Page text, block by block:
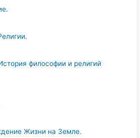
философии и религий
Жизни на Земле.